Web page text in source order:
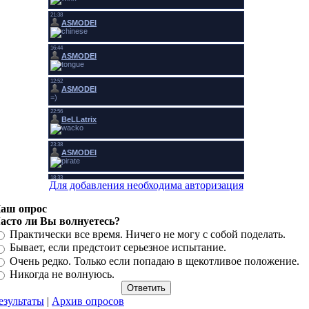
Для добавления необходима авторизация
опрос
ли Вы волнуетесь?
Практически все время. Ничего не могу с собой поделать.
Бывает, если предстоит серьезное испытание.
Очень редко. Только если попадаю в щекотливое положение.
Никогда не волнуюсь.
| Архив опросов